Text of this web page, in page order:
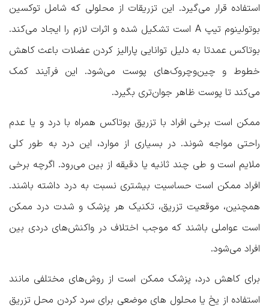
استفاده قرار می‌گیرد. این تزریقات از محلولی که شامل توکسین
بوتولینوم تیپ A است تشکیل شده و اثرات لازم را ایجاد می‌کند.
بوتاکس عمدتا به دلیل توانایی پارالیز کردن عضلات باعث کاهش
خطوط و چین‌وچروک‌های پوست می‌شود. این فرآیند کمک
می‌کند تا پوست ظاهر جوان‌تری بگیرد.
ممکن است برخی افراد با تزریق بوتاکس همراه با درد و یا عدم
راحتی مواجه شوند. در بسیاری از موارد، این درد به طور کلی
ملایم است و طی چند ثانیه یا دقیقه از بین می‌رود. اگرچه برخی
افراد ممکن است حساسیت بیشتری نسبت به درد داشته باشند.
همچنین، موقعیت تزریق، تکنیک هر پزشک و شدت درد ممکن
است عواملی باشند که موجب اختلاف در واکنش‌های دردی بین
افراد می‌شود.
برای کاهش درد، پزشک ممکن است از روش‌های مختلفی مانند
استفاده از یخ یا محلول های موضعی برای سرد کردن محل تزریق